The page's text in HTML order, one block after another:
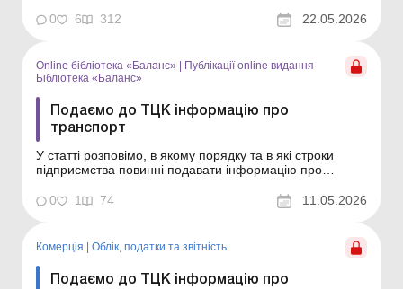
середньої зарплати, яка на підприємстві нижче, ніж у
відповідної галузі, тощо) і не знаєте, чи відповідати на
0 6 312 22.05.2026
Online бібліотека «Баланс»
Публікації online видання
Бібліотека «Баланс»
Подаємо до ТЦК інформацію про
транспорт
У статті розповімо, в якому порядку та в які строки
підприємства повинні подавати інформацію про
військового обліку юридичними особами»
Підприємства, які є власниками транспортних засобів
0 1 74 11.05.2026
Комерція Облік, податки та звiтнiсть
Подаємо до ТЦК інформацію про